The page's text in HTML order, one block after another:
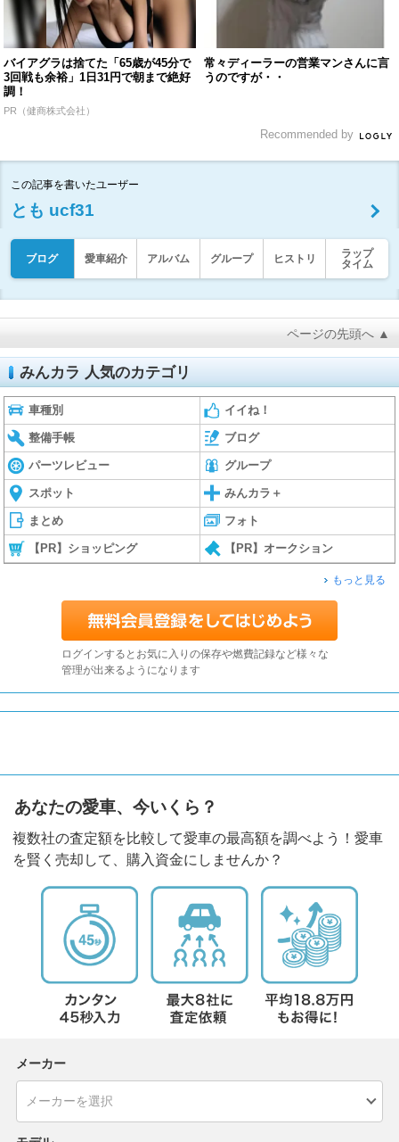
バイアグラは捨てた「65歳が45分で
3回戦も余裕」1日31円で朝まで絶好
調！
PR（健商株式会社）
常々ディーラーの営業マンさんに言
うのですが・・
Recommended by
この記事を書いたユーザー
とも ucf31
ブログ 愛車紹介 アルバム グループ ヒストリ
ラップ
タイム
ページの先頭へ ▲
みんカラ 人気のカテゴリ
車種別 イイね！
整備手帳 ブログ
パーツレビュー グループ
スポット みんカラ＋
まとめ フォト
【PR】ショッピング 【PR】オークション
もっと見る
ログインするとお気に入りの保存や燃費記録など様々な
管理が出来るようになります
あなたの愛車、今いくら？
複数社の査定額を比較して愛車の最高額を調べよう！愛車
を賢く売却して、購入資金にしませんか？
メーカー